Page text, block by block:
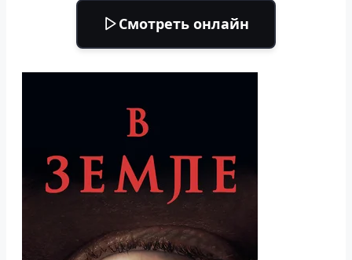
Смотреть онлайн